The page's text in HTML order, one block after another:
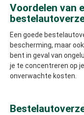
Voordelen van
Een goede
bescherming, maar
bent in geval van
je te concentreren op
onverwachte kosten.